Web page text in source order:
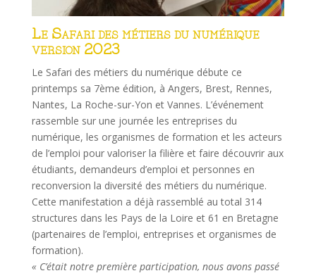
Le Safari des métiers du numérique
version 2023
Le Safari des métiers du numérique débute ce
printemps sa 7ème édition, à Angers, Brest, Rennes,
Nantes, La Roche-sur-Yon et Vannes. L’événement
rassemble sur une journée les entreprises du
numérique, les organismes de formation et les acteurs
de l’emploi pour valoriser la filière et faire découvrir aux
étudiants, demandeurs d’emploi et personnes en
reconversion la diversité des métiers du numérique.
Cette manifestation a déjà rassemblé au total 314
structures dans les Pays de la Loire et 61 en Bretagne
(partenaires de l’emploi, entreprises et organismes de
formation).
« C’était notre première participation, nous avons passé